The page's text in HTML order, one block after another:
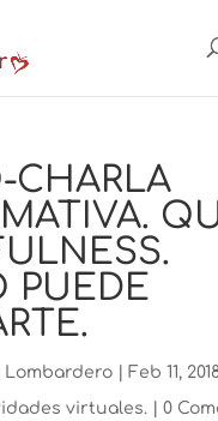
CHARLA
PUEDE
Lombardero| Feb 11,
virtuales.| 0